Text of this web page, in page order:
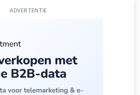
ADVERTENTIE